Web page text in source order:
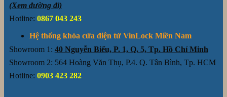
(Xem đường đi)
Hotline: 0867 043 243
Hệ thống khóa cửa điện tử VinLock Miền Nam
Showroom 1: 40 Nguyễn Biểu, P. 1, Q. 5, Tp. Hồ Chí Minh
Showroom 2: 564 Hoàng Văn Thụ, P.4. Q. Tân Bình, Tp. HCM
Hotline: 0903 423 282